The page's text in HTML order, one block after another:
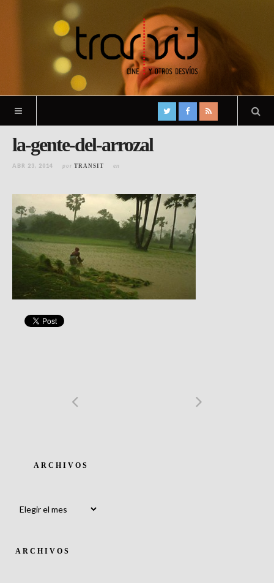
la-gente-del-arrozal
ABR 23, 2014 por TRANSIT en
ARCHIVOS
ARCHIVOS